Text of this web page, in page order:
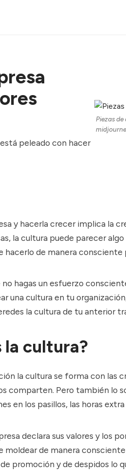
peleado con hacer
Piezas
y hacerla crecer implica la
la cultura puede parecer
hacerlo de manera
no hagas un esfuerzo
una cultura en tu
la cultura de tu anterior
la cultura?
la cultura se forma con las
comparten. Pero también lo
en los pasillos, las horas
declara sus valores y los
moldear de manera
promoción y de despidos lo